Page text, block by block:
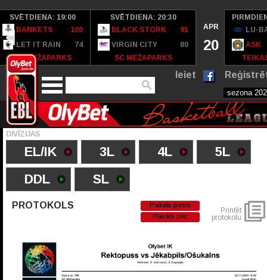
SVĒTDIENA: 19:00
BANKETS
100
LET IT RAIN
74
SC MEŽAPARKS
SVĒTDIENA: 20:30
BLACK STORK
91
VIRGIN CITY
80
SC MEŽAPARKS
APR
20
LU-
ASK
Ieiet
DIVĪZIJAS
EL/IK 3L 4L
5L
DDL
SL
PROTOKOLS
Plakāts pimrs
Plakāts pēc
Printēt
protokolu